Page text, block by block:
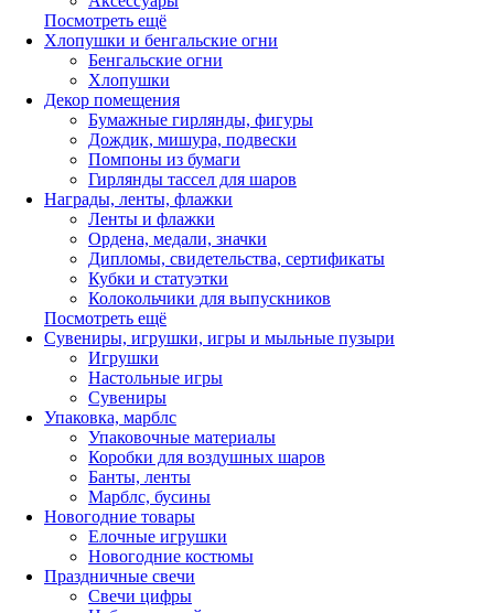
Посмотреть ещё
Хлопушки и бенгальские огни
Бенгальские огни
Хлопушки
Декор помещения
Бумажные гирлянды, фигуры
Дождик, мишура, подвески
Помпоны из бумаги
Гирлянды тассел для шаров
Награды, ленты, флажки
Ленты и флажки
Ордена, медали, значки
Дипломы, свидетельства, сертификаты
Кубки и статуэтки
Колокольчики для выпускников
Посмотреть ещё
Сувениры, игрушки, игры и мыльные пузыри
Игрушки
Настольные игры
Сувениры
Упаковка, марблс
Упаковочные материалы
Коробки для воздушных шаров
Банты, ленты
Марблс, бусины
Новогодние товары
Елочные игрушки
Новогодние костюмы
Праздничные свечи
Свечи цифры